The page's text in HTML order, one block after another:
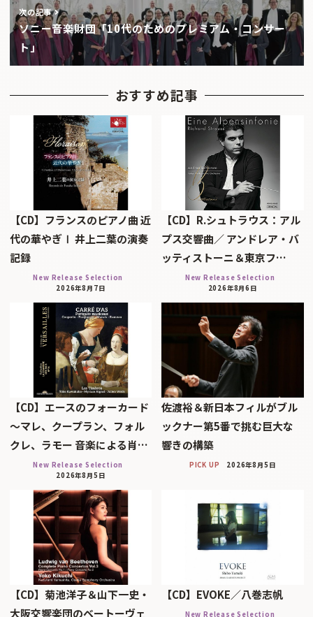
次の記事
ソニー音楽財団「10代のためのプレミアム・コンサー
ト」
おすすめ記事
【CD】フランスのピアノ曲 近
代の華やぎⅠ 井上二葉の演奏
記録
New Release Selection
2026年8月7日
【CD】R.シュトラウス：アル
プス交響曲／ アンドレア・バ
ッティストーニ＆東京フ…
New Release Selection
2026年8月6日
【CD】エースのフォーカード
～マレ、クープラン、フォル
クレ、ラモー 音楽による肖…
New Release Selection
2026年8月5日
佐渡裕＆新日本フィルがブル
ックナー第5番で挑む巨大な
響きの構築
PICK UP 2026年8月5日
【CD】菊池洋子＆山下一史・
大阪交響楽団のベートーヴェ
【CD】EVOKE／八巻志帆
New Release Selection